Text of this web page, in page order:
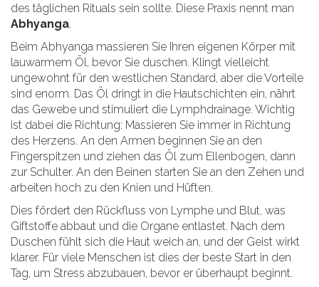
des täglichen Rituals sein sollte. Diese Praxis nennt man
Abhyanga.
Beim Abhyanga massieren Sie Ihren eigenen Körper mit
lauwarmem Öl, bevor Sie duschen. Klingt vielleicht
ungewohnt für den westlichen Standard, aber die Vorteile
sind enorm. Das Öl dringt in die Hautschichten ein, nährt
das Gewebe und stimuliert die Lymphdrainage. Wichtig
ist dabei die Richtung: Massieren Sie immer in Richtung
des Herzens. An den Armen beginnen Sie an den
Fingerspitzen und ziehen das Öl zum Ellenbogen, dann
zur Schulter. An den Beinen starten Sie an den Zehen und
arbeiten hoch zu den Knien und Hüften.
Dies fördert den Rückfluss von Lymphe und Blut, was
Giftstoffe abbaut und die Organe entlastet. Nach dem
Duschen fühlt sich die Haut weich an, und der Geist wirkt
klarer. Für viele Menschen ist dies der beste Start in den
Tag, um Stress abzubauen, bevor er überhaupt beginnt.